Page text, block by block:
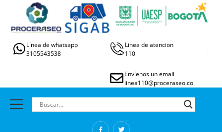
Linea de whatsapp
3105543538
Linea de atencion
110
Envíenos un email
linea110@proceraseo.co